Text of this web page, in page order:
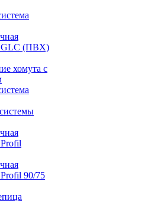
GLC (ПВХ)
хомута с
90/75